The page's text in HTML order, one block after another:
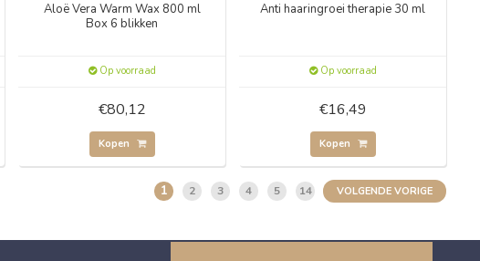
Aloë Vera Warm Wax 800 ml
Box 6 blikken
Op voorraad
€80,12
Kopen
Anti haaringroei therapie 30 ml
Op voorraad
€16,49
Kopen
1 2 3 4 5 14 VOLGENDE VORIGE